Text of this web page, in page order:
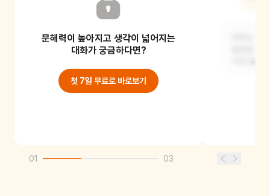
신났을 것 같아요. 숲에서 다양한 것들을
보며 호기심과
문해력이 높아지고 생각이 넓어지는
대화가 궁금하다면?
첫 7일 무료로 바로보기
색에 물들
01 03